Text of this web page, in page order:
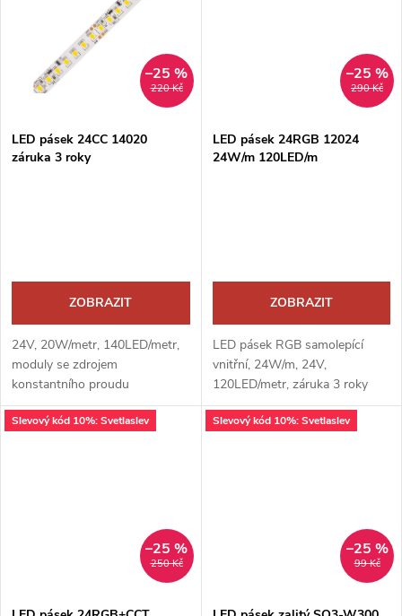
220 Kč
–25 %
LED pásek 24CC 14020
záruka 3 roky
ZOBRAZIT
24V, 20W/metr, 140LED/metr,
moduly se zdrojem
konstantního proudu
290 Kč
–25 %
LED pásek 24RGB 12024
24W/m 120LED/m
ZOBRAZIT
LED pásek RGB samolepící
vnitřní, 24W/m, 24V,
120LED/metr, záruka 3 roky
Slevový kód 10%: Svetlaslev
250 Kč
–25 %
Slevový kód 10%: Svetlaslev
99 Kč
–25 %